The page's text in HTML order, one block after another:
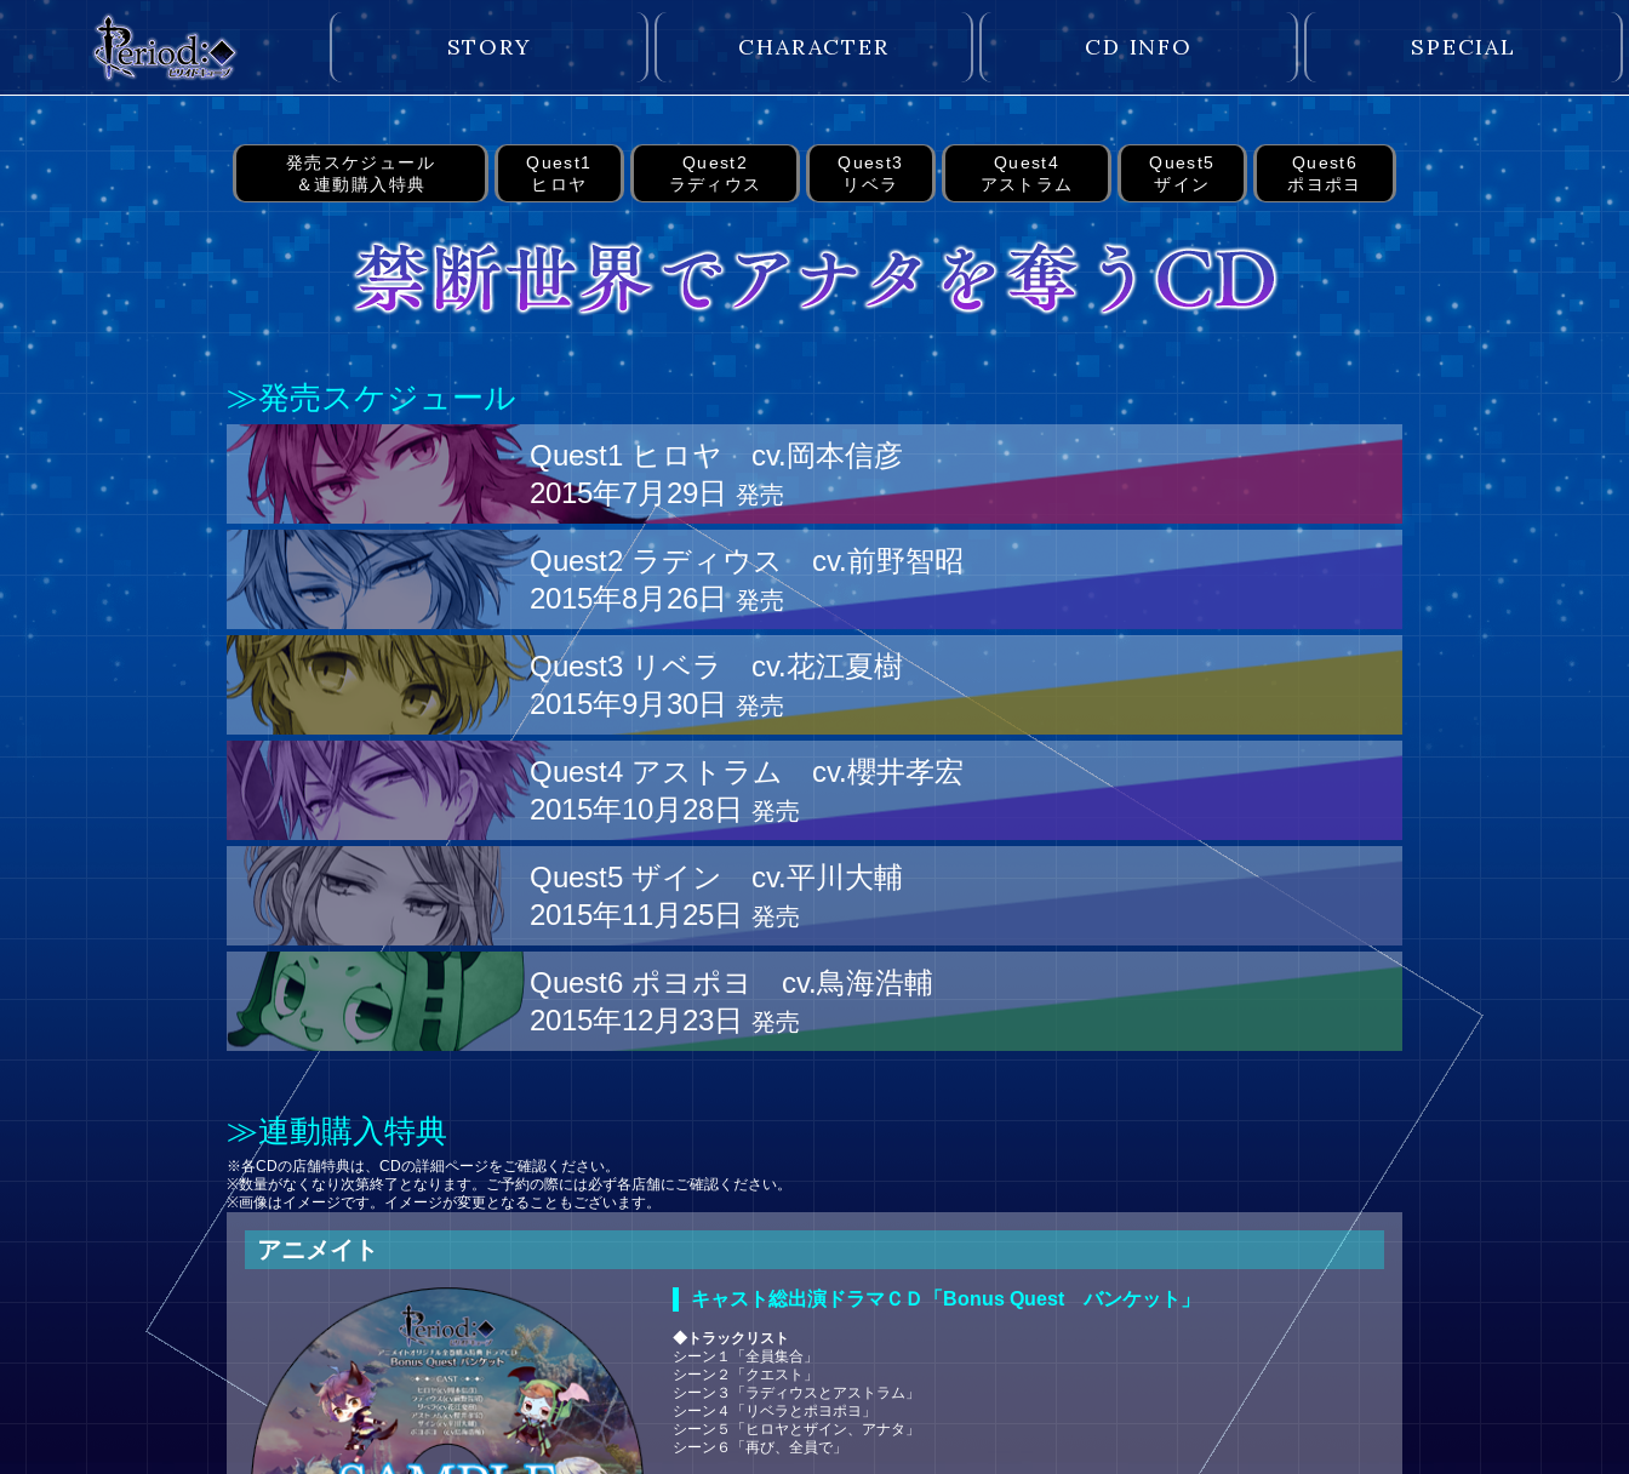
STORY CHARACTER CD INFO SPECIAL
発売スケジュール
＆連動購入特典
Quest1
ヒロヤ
Quest2
ラディウス
Quest3
リベラ
Quest4
アストラム
Quest5
ザイン
Quest6
ポヨポヨ
≫発売スケジュール
Quest1 ヒロヤ cv.岡本信彦
2015年7月29日 発売
Quest2 ラディウス cv.前野智昭
2015年8月26日発売
Quest3 リベラ cv.花江夏樹
2015年9月30日 発売
Quest4 アストラム cv.櫻井孝宏
2015年10月28日 発売
Quest5 ザイン cv.平川大輔
2015年11月25日 発売
Quest6 ポヨポヨ cv.鳥海浩輔
2015年12月23日 発売
≫連動購入特典
※各CDの店舗特典は、CDの詳細ページをご確認ください。
※数量がなくなり次第終了となります。ご予約の際には必ず各店舗にご確認ください。
※画像はイメージです。イメージが変更となることもございます。
アニメイト
キャスト総出演ドラマＣＤ「Bonus Quest バンケット」
◆トラックリスト
シーン１「全員集合」
シーン２「クエスト」
シーン３「ラディウスとアストラム」
シーン４「リベラとポヨポヨ」
シーン５「ヒロヤとザイン、アナタ」
シーン６「再び、全員で」